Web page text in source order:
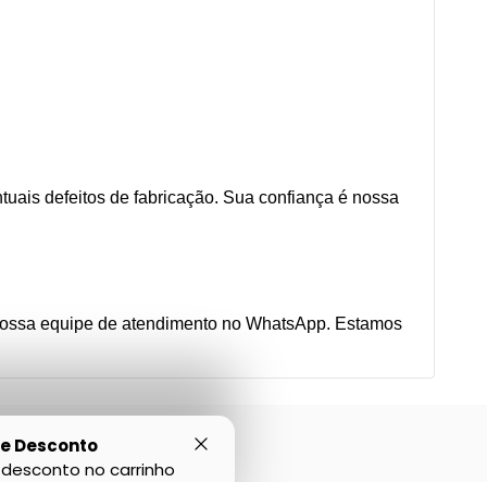
Desconto
no carrinho
defeitos de fabricação. Sua confiança é nossa
equipe de atendimento no WhatsApp. Estamos